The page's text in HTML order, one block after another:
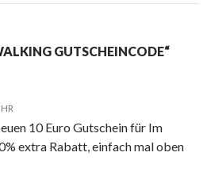
GUTSCHEINCODE“
10 Euro Gutschein für Im
extra Rabatt, einfach mal oben